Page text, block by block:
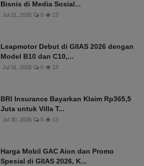
Bisnis di Media Sosial...
Jul 31, 2026 0 13
Leapmotor Debut di GIIAS 2026 dengan
Model B10 dan C10,...
Jul 31, 2026 0 13
BRI Insurance Bayarkan Klaim Rp365,5
Juta untuk Villa T...
Jul 30, 2026 0 13
Harga Mobil GAC Aion dan Promo
Spesial di GIIAS 2026, K...